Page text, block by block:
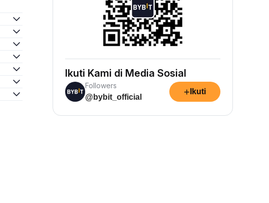
Ikuti Kami di Media Sosial
Followers
@bybit_official
+ Ikuti